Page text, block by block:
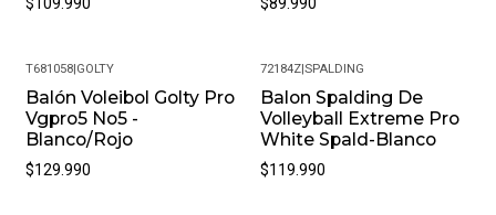
compra sea completamente satisfactoria.
T681058| GOLTY
Balón Voleibol Golty Pro
Vgpro5 No5 -
Blanco/Rojo
$129.990
72184Z |SPALDING
Balon Spalding De
Volleyball Extreme Pro
White Spald-Blanco
$119.990